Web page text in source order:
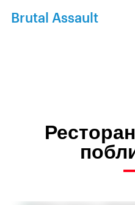
Brutal Assault